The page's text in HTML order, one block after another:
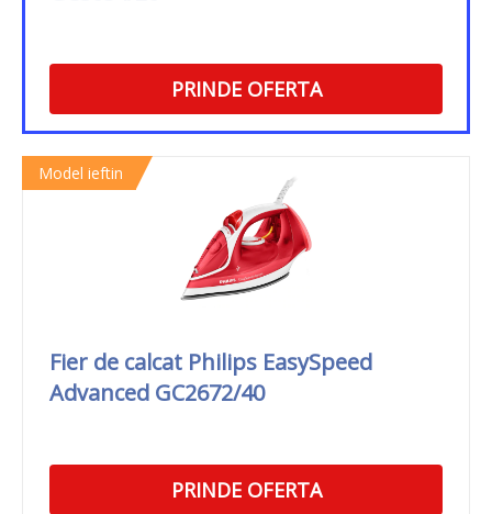
PRINDE OFERTA
Model ieftin
Fier de calcat Philips EasySpeed
Advanced GC2672/40
PRINDE OFERTA